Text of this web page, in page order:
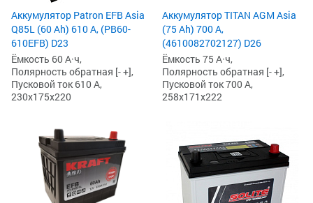
Аккумулятор Patron EFB Asia
Q85L (60 Ah) 610 А, (PB60-
610EFB) D23
Ёмкость 60 А·ч,
Полярность обратная [- +],
Пусковой ток 610 А,
230x175x220
Аккумулятор TITAN AGM Asia
(75 Ah) 700 А,
(4610082702127) D26
Ёмкость 75 А·ч,
Полярность обратная [- +],
Пусковой ток 700 А,
258x171x222